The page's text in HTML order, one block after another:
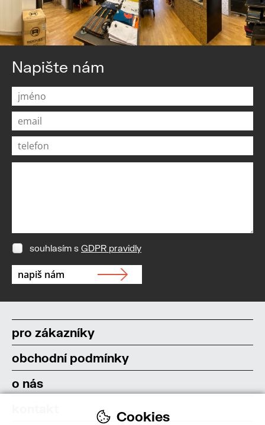
Napište nám
souhlasím s GDPR pravidly
pro zákazníky
obchodní podmínky
o nás
Cookies